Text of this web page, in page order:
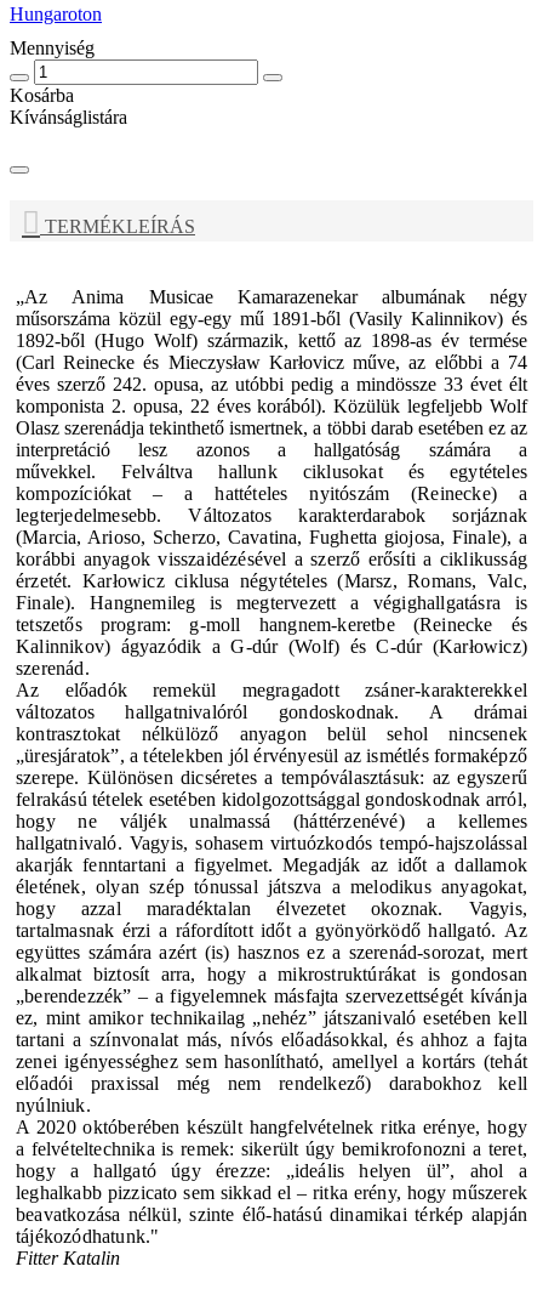
Hungaroton
Mennyiség
Kosárba
Kívánságlistára
TERMÉKLEÍRÁS
„Az Anima Musicae Kamarazenekaralbumának négy
műsorszáma közül egy-egy mű 1891-ből (Vasily Kalinnikov) és
1892-ből (Hugo Wolf) származik, kettő az 1898-as év termése
(Carl Reinecke és Mieczysław Karłovicz műve, az előbbi a 74
éves szerző 242. opusa, az utóbbi pedig a mindössze 33 évet élt
komponista 2. opusa, 22 éves korából). Közülük legfeljebb Wolf
Olasz szerenádja tekinthető ismertnek, a többi darab esetében ez az
interpretáció lesz azonos a hallgatóság számára a
művekkel. Felváltva hallunk ciklusokat és egytételes
kompozíciókat – a hattételes nyitószám (Reinecke) a
legterjedelmesebb. Változatos karakterdarabok sorjáznak
(Marcia, Arioso, Scherzo, Cavatina, Fughetta giojosa, Finale), a
korábbi anyagok visszaidézésével a szerző erősíti a ciklikusság
érzetét. Karłowicz ciklusa négytételes (Marsz, Romans, Valc,
Finale). Hangnemileg is megtervezett a végighallgatásra is
tetszetős program: g-moll hangnem-keretbe (Reinecke és
Kalinnikov) ágyazódik a G-dúr (Wolf) és C-dúr (Karłowicz)
szerenád.
Az előadók remekül megragadott zsáner-karakterekkel
változatos hallgatnivalóról gondoskodnak. A drámai
kontrasztokat nélkülöző anyagon belül sehol nincsenek
„üresjáratok”, a tételekben jól érvényesül az ismétlés formaképző
szerepe. Különösen dicséretes a tempóválasztásuk: az egyszerű
felrakású tételek esetében kidolgozottsággal gondoskodnak arról,
hogy ne váljék unalmassá (háttérzenévé) a kellemes
hallgatnivaló. Vagyis, sohasem virtuózkodós tempó-hajszolással
akarják fenntartani a figyelmet. Megadják az időt a dallamok
életének, olyan szép tónussal játszva a melodikus anyagokat,
hogy azzal maradéktalan élvezetet okoznak. Vagyis,
tartalmasnak érzi a ráfordított időt a gyönyörködő hallgató. Az
együttes számára azért (is) hasznos ez a szerenád-sorozat, mert
alkalmat biztosít arra, hogy a mikrostruktúrákat is gondosan
„berendezzék” – a figyelemnek másfajta szervezettségét kívánja
ez, mint amikor technikailag „nehéz” játszanivaló esetében kell
tartani a színvonalat más, nívós előadásokkal, és ahhoz a fajta
zenei igényességhez sem hasonlítható, amellyel a kortárs (tehát
előadói praxissal még nem rendelkező) darabokhoz kell
nyúlniuk.
A 2020 októberében készült hangfelvételnek ritka erénye, hogy
a felvételtechnika is remek: sikerült úgy bemikrofonozni a teret,
hogy a hallgató úgy érezze: „ideális helyen ül”, ahol a
leghalkabb pizzicato sem sikkad el – ritka erény, hogy műszerek
beavatkozása nélkül, szinte élő-hatású dinamikai térkép alapján
tájékozódhatunk."
Fitter Katalin